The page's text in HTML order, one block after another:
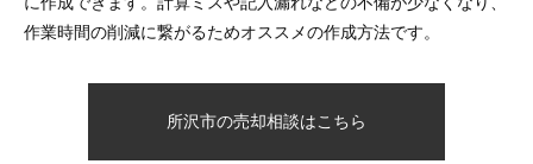
作業時間の削減に繋がるためオススメの作成方法です。
所沢市の売却相談はこちら